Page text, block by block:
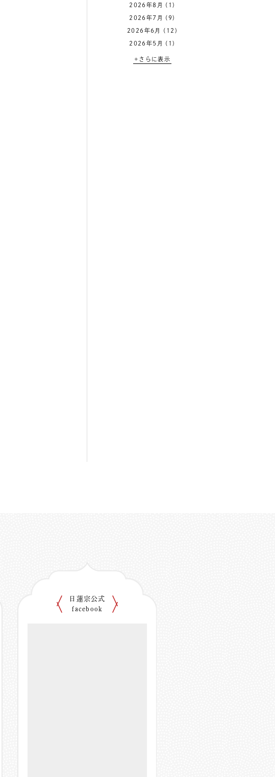
2026年8月 (1)
2026年7月 (9)
2026年6月 (12)
2026年5月 (1)
+さらに表示
日蓮宗公式
facebook